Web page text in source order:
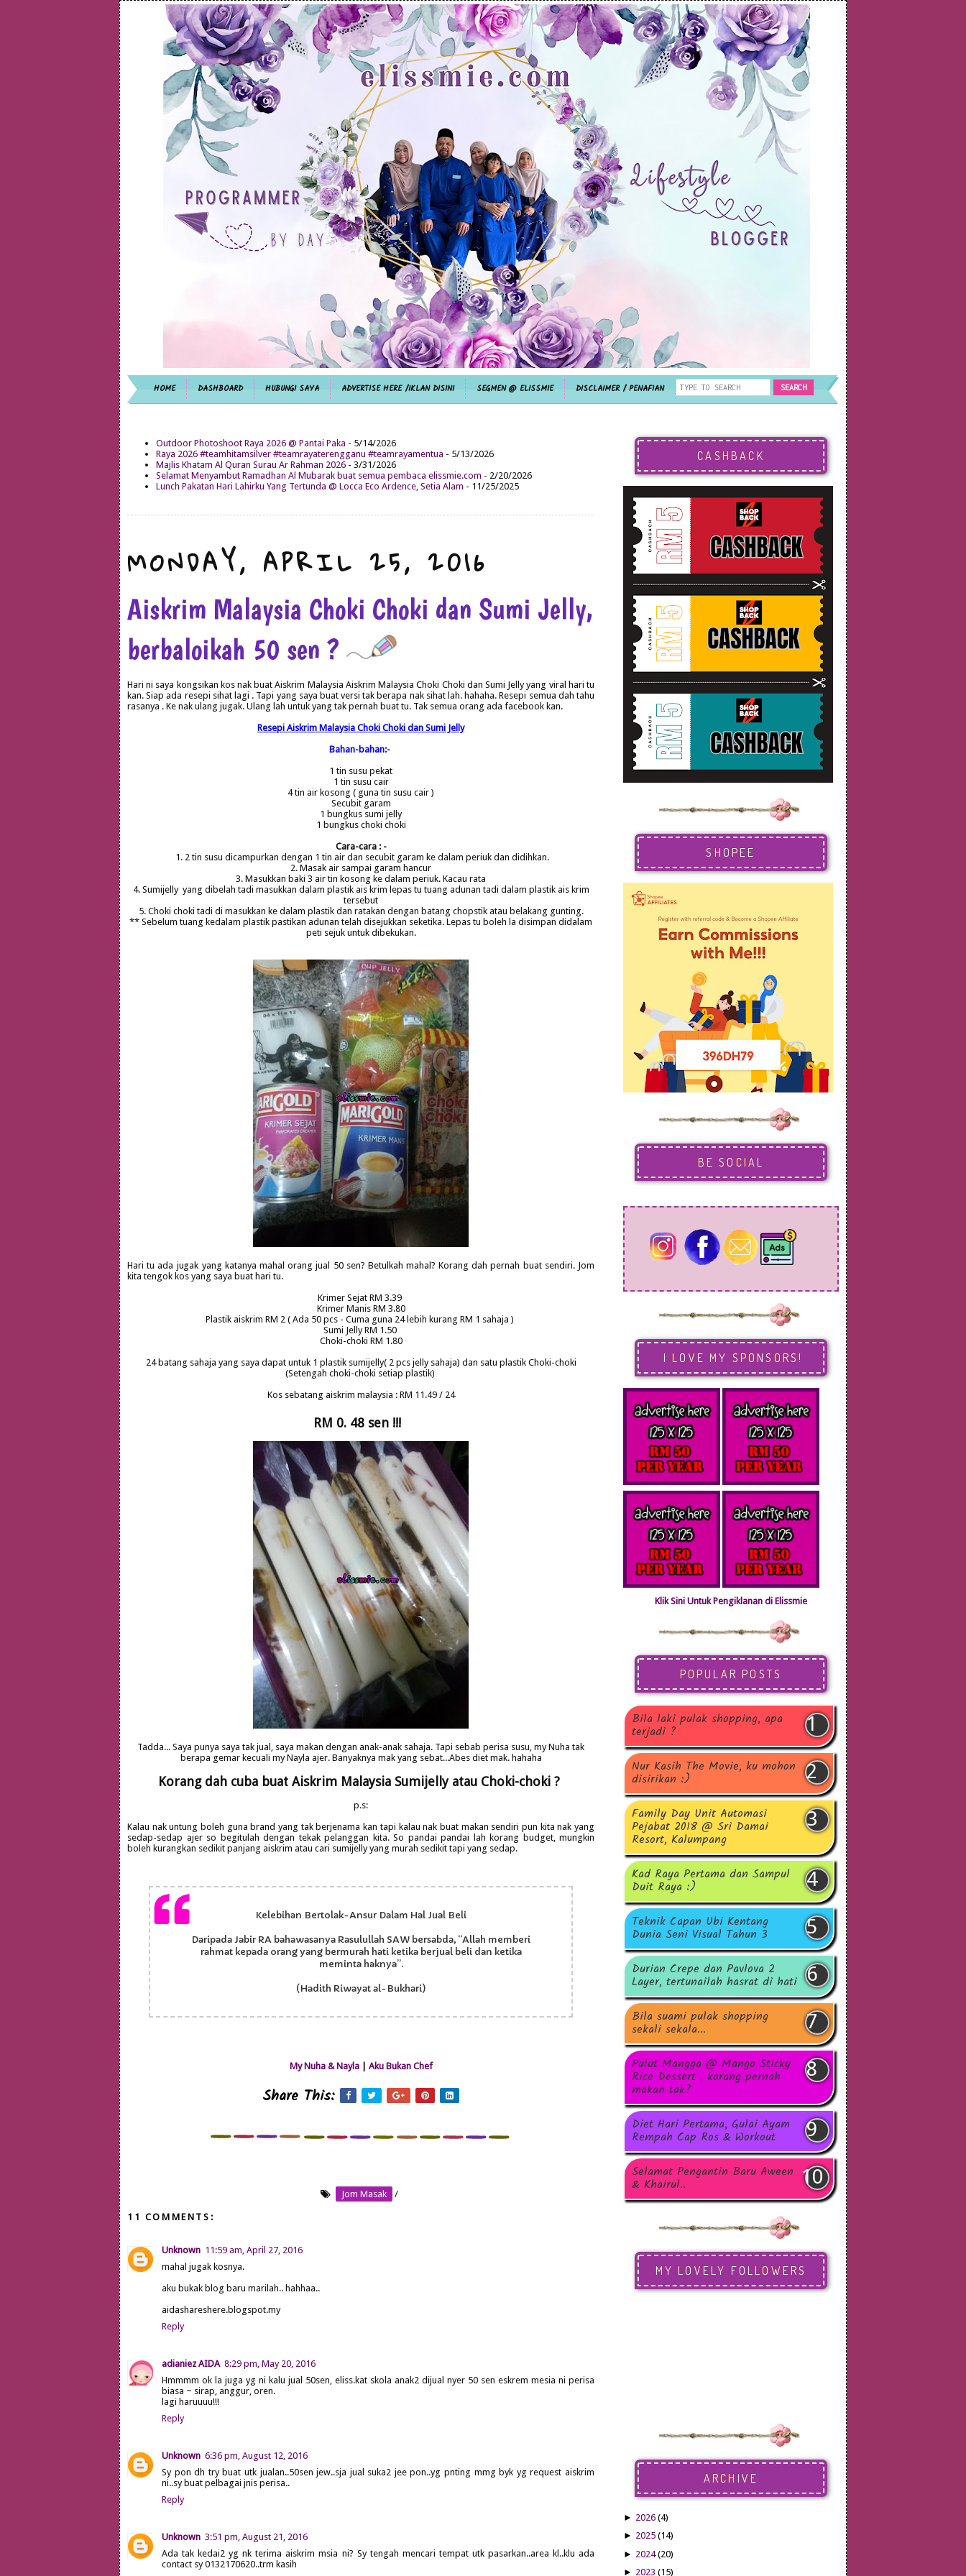
HOME DASHBOARD HUBUNGI SAYA ADVERTISE HERE /IKLAN DISINI SEGMEN @ ELISSMIE DISCLAIMER / PENAFIAN
Outdoor Photoshoot Raya 2026 @ Pantai Paka - 5/14/2026
Raya 2026 #teamhitamsilver #teamrayaterengganu #teamrayamentua - 5/13/2026
Majlis Khatam Al Quran Surau Ar Rahman 2026 - 3/31/2026
Selamat Menyambut Ramadhan Al Mubarak buat semua pembaca elissmie.com - 2/20/2026
Lunch Pakatan Hari Lahirku Yang Tertunda @ Locca Eco Ardence, Setia Alam - 11/25/2025
MONDAY, APRIL 25, 2016
Aiskrim Malaysia Choki Choki dan Sumi Jelly,
berbaloikah 50 sen ?
Hari ni saya kongsikan kos nak buat Aiskrim Malaysia Aiskrim Malaysia Choki Choki dan Sumi Jelly yang viral hari tu
kan. Siap ada resepi sihat lagi . Tapi yang saya buat versi tak berapa nak sihat lah. hahaha. Resepi semua dah tahu
rasanya . Ke nak ulang jugak. Ulang lah untuk yang tak pernah buat tu. Tak semua orang ada facebook kan.
Resepi Aiskrim Malaysia Choki Choki dan Sumi Jelly
Bahan-bahan:-
1 tin susu pekat
1 tin susu cair
4 tin air kosong ( guna tin susu cair )
Secubit garam
1 bungkus sumi jelly
1 bungkus choki choki
Cara-cara : -
1. 2 tin susu dicampurkan dengan 1 tin air dan secubit garam ke dalam periuk dan didihkan.
2. Masak air sampai garam hancur
3. Masukkan baki 3 air tin kosong ke dalam periuk. Kacau rata
4. Sumijelly yang dibelah tadi masukkan dalam plastik ais krim lepas tu tuang adunan tadi dalam plastik ais krim
tersebut
5. Choki choki tadi di masukkan ke dalam plastik dan ratakan dengan batang chopstik atau belakang gunting.
** Sebelum tuang kedalam plastik pastikan adunan telah disejukkan seketika. Lepas tu boleh la disimpan didalam
peti sejuk untuk dibekukan.
Hari tu ada jugak yang katanya mahal orang jual 50 sen? Betulkah mahal? Korang dah pernah buat sendiri. Jom
kita tengok kos yang saya buat hari tu.
Krimer Sejat RM 3.39
Krimer Manis RM 3.80
Plastik aiskrim RM 2 ( Ada 50 pcs - Cuma guna 24 lebih kurang RM 1 sahaja )
Sumi Jelly RM 1.50
Choki-choki RM 1.80
24 batang sahaja yang saya dapat untuk 1 plastik sumijelly( 2 pcs jelly sahaja) dan satu plastik Choki-choki
(Setengah choki-choki setiap plastik)
Kos sebatang aiskrim malaysia : RM 11.49 / 24
RM 0. 48 sen !!!
Tadda... Saya punya saya tak jual, saya makan dengan anak-anak sahaja. Tapi sebab perisa susu, my Nuha tak
berapa gemar kecuali my Nayla ajer. Banyaknya mak yang sebat...Abes diet mak. hahaha
Korang dah cuba buat Aiskrim Malaysia Sumijelly atau Choki-choki ?
p.s:
Kalau nak untung boleh guna brand yang tak berjenama kan tapi kalau nak buat makan sendiri pun kita nak yang
sedap-sedap ajer so begitulah dengan tekak pelanggan kita. So pandai pandai lah korang budget, mungkin
boleh kurangkan sedikit panjang aiskrim atau cari sumijelly yang murah sedikit tapi yang sedap.
Kelebihan Bertolak-Ansur Dalam Hal Jual Beli
Daripada Jabir RA bahawasanya Rasulullah SAW bersabda, “Allah memberi
rahmat kepada orang yang bermurah hati ketika berjual beli dan ketika
meminta haknya”.
(Hadith Riwayat al-Bukhari)
My Nuha & Nayla| Aku Bukan Chef
Share This:
Jom Masak /
11 COMMENTS:
Unknown 11:59 am, April 27, 2016
mahal jugak kosnya.
aku bukak blog baru marilah.. hahhaa..
aidashareshere.blogspot.my
Reply
adianiez AIDA 8:29 pm, May 20, 2016
Hmmmm ok la juga yg ni kalu jual 50sen, eliss.kat skola anak2 dijual nyer 50 sen eskrem mesia ni perisa
biasa ~ sirap, anggur, oren.
lagi haruuuu!!!
Reply
Unknown 6:36 pm, August 12, 2016
Sy pon dh try buat utk jualan..50sen jew..sja jual suka2 jee pon..yg pnting mmg byk yg request aiskrim
ni..sy buat pelbagai jnis perisa..
Reply
Unknown 3:51 pm, August 21, 2016
Ada tak kedai2 yg nk terima aiskrim msia ni? Sy tengah mencari tempat utk pasarkan..area kl..klu ada
contact sy 0132170620..trm kasih
CASHBACK
SHOPEE
BE SOCIAL
I LOVE MY SPONSORS!
Klik Sini Untuk Pengiklanan di Elissmie
POPULAR POSTS
Bila laki pulak shopping, apa
terjadi ?
Nur Kasih The Movie, ku mohon
disirikan :)
Family Day Unit Automasi
Pejabat 2018 @ Sri Damai
Resort, Kalumpang
Kad Raya Pertama dan Sampul
Duit Raya :)
Teknik Capan Ubi Kentang
Dunia Seni Visual Tahun 3
Durian Crepe dan Pavlova 2
Layer, tertunailah hasrat di hati
Bila suami pulak shopping
sekali sekala...
Pulut Mangga @ Mango Sticky
Rice Dessert , korang pernah
makan tak?
Diet Hari Pertama, Gulai Ayam
Rempah Cap Ros & Workout
Selamat Pengantin Baru Aween
& Khairul..
MY LOVELY FOLLOWERS
ARCHIVE
► 2026 (4)
► 2025 (14)
► 2024 (20)
► 2023 (15)